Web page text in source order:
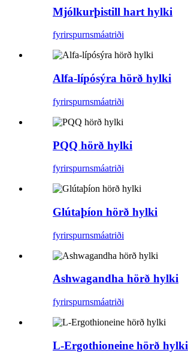
Mjólkurþistill hart hylki
fyrirspurnsmáatriði
Alfa-lípósýra hörð hylki
fyrirspurnsmáatriði
PQQ hörð hylki
fyrirspurnsmáatriði
Glútaþíon hörð hylki
fyrirspurnsmáatriði
Ashwagandha hörð hylki
fyrirspurnsmáatriði
L-Ergothioneine hörð hylki